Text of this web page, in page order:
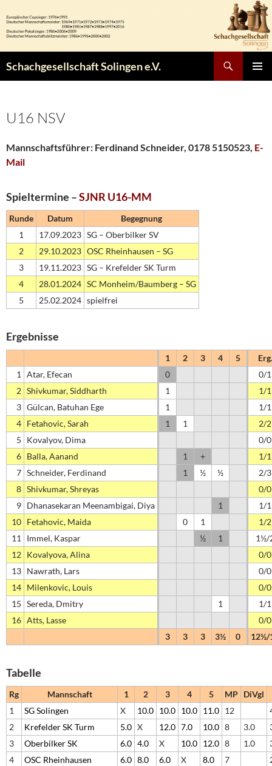
Inhalt
springen
Schachgesellschaft Solingen e.V.
U16 NSV
Mannschaftsführer: Ferdinand Schneider, 0178 5150523, E-
Mail
Spieltermine –SJNR U16-MM
Runde Datum
Begegnung
1
17.09.2023 SG – Oberbilker SV
2
29.10.2023 OSC Rheinhausen – SG
3
19.11.2023 SG – Krefelder SK Turm
4
28.01.2024 SC Monheim/Baumberg – SG
5
25.02.2024 spielfrei
Ergebnisse
1 2 3 4 5
Erg.
1
Atar, Efecan 0
0/1
2 Shivkumar, Siddharth 1
1/1
3 Gülcan, Batuhan Ege 1
1/1
4 Fetahovic, Sarah 1 1
2/2
5
Kovalyov, Dima
0/0
6 Balla, Aanand 1 +
1/1
7 Schneider, Ferdinand 1 ½ ½
2/3
8 Shivkumar, Shreyas
0/0
9 Dhanasekaran Meenambigai, Diya 1
1/1
10 Fetahovic, Maida 0 1
1/2
11
Immel, Kaspar ½ 1
1½/
12 Kovalyova, Alina
0/0
13 Nawrath, Lars
0/0
14 Milenkovic, Louis
0/0
15 Sereda, Dmitry 1
1/1
16 Atts, Lasse
0/0
3
3 3 3½ 0 12½/
Tabelle
Rg Mannschaft 1 2 3 4 5 MP DiVgl
1
SG Solingen X 10.0 10.0 10.0 11.0 12
2
Krefelder SK Turm 5.0 X 12.0 7.0 10.0 8 3.0
3
Oberbilker SK 6.0 4.0 X 10.0 12.0 8 1.0
4
OSC Rheinhausen 6.0 8.0 6.0 X 8.0 7